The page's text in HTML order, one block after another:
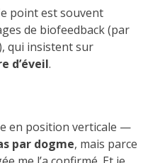
point est souvent
de biofeedback (par
qui insistent sur
d’éveil.
en position verticale —
par dogme, mais parce